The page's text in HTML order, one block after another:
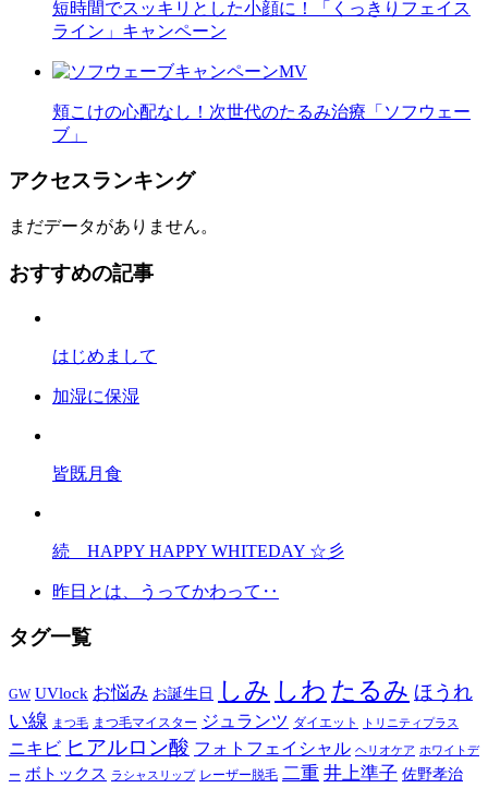
短時間でスッキリとした小顔に！「くっきりフェイス
ライン」キャンペーン
頬こけの心配なし！次世代のたるみ治療「ソフウェー
ブ」
アクセスランキング
まだデータがありません。
おすすめの記事
はじめまして
加湿に保湿
皆既月食
続 HAPPY HAPPY WHITEDAY ☆彡
昨日とは、うってかわって‥
タグ一覧
GW UVlock お悩み お誕生日 しみ しわ たるみ ほうれ
い線
まつ毛 まつ毛マイスター ジュランツ ダイエット トリニティプラス
ニキビ ヒアルロン酸 フォトフェイシャル ヘリオケア ホワイトデ
ー ボトックス ラシャスリップ レーザー脱毛 二重 井上準子 佐野孝治